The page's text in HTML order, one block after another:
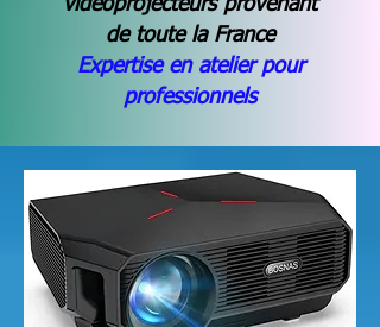
vidéoprojecteurs provenant
de toute la France
Expertise en atelier pour
professionnels